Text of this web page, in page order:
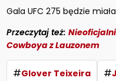
Gala UFC 275 będzie
Przeczytaj też:
Cowboya z Lauzonem
#Glover Teixeira #